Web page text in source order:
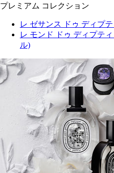
プレミアム コレクション
レ ゼサンス ドゥ ディプ
レ モンド ドゥ ディプテ
ル)